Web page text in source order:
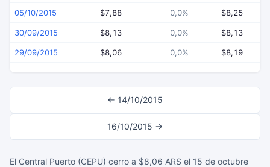
05/10/2015 $7,88 0,0% $8,25
30/09/2015 $8,13 0,0% $8,13
29/09/2015 $8,06 0,0% $8,19
← 14/10/2015
16/10/2015 →
El Central Puerto (CEPU) cerro a $8,06 ARS el 15 de octubre